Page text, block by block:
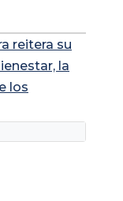
reitera su
la
los